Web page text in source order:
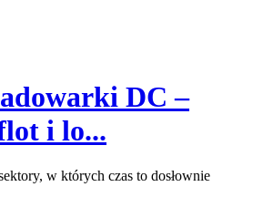
DC –
i lo...
w których czas to dosłownie